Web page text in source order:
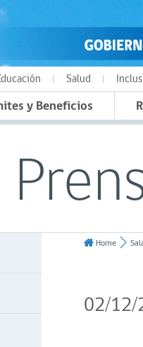
Salud
y Beneficios
Home
02/